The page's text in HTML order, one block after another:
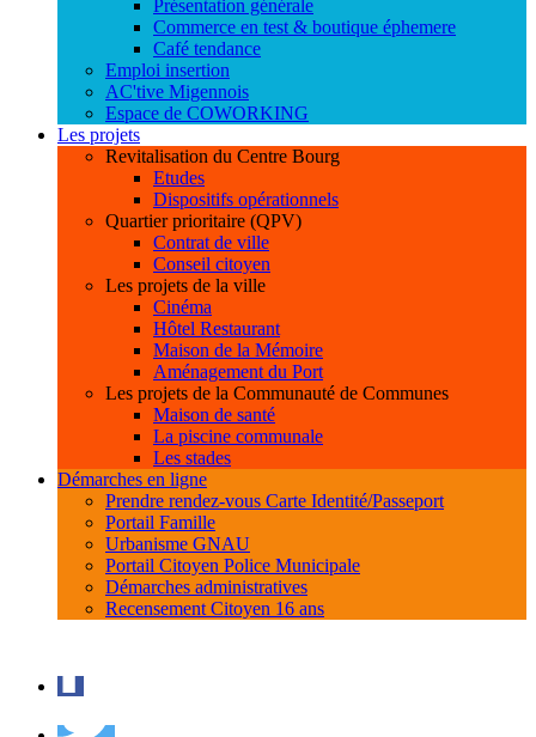
Présentation générale
Commerce en test & boutique éphemere
Café tendance
Emploi insertion
AC'tive Migennois
Espace de COWORKING
Les projets
Revitalisation du Centre Bourg
Etudes
Dispositifs opérationnels
Quartier prioritaire (QPV)
Contrat de ville
Conseil citoyen
Les projets de la ville
Cinéma
Hôtel Restaurant
Maison de la Mémoire
Aménagement du Port
Les projets de la Communauté de Communes
Maison de santé
La piscine communale
Les stades
Démarches en ligne
Prendre rendez-vous Carte Identité/Passeport
Portail Famille
Urbanisme GNAU
Portail Citoyen Police Municipale
Démarches administratives
Recensement Citoyen 16 ans